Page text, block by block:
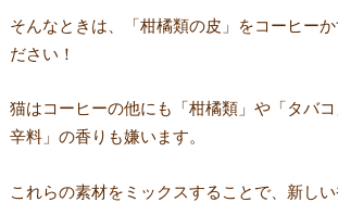
そんなときは、
「柑橘類の皮」をコーヒー
ださい！
猫はコーヒーの他にも「柑橘類」や「タバ
辛料」の香りも嫌います。
これらの素材をミックスすることで、新し